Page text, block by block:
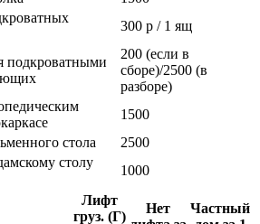
300 р / 1 ящ
подкроватными
200 (если в
сборе)/2500 (в
разборе)
1500
стола
2500
столу
1000
Лифт
груз. (Г)
Нет
Частный